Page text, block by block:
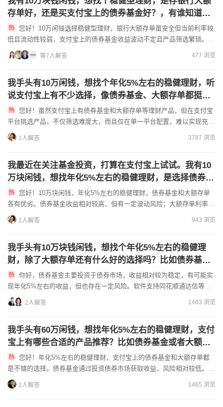
存单好，还是买支付宝上的债券基金好？，有谁知道告
知一下?
低且流动性较弱，支付宝上的债券基金收益波动不定且产品筛选繁琐。更
推荐您考虑盈米基金的专业投顾组合，比如叩富低波组合或叩富安...
等7人解答 477 浏览
我手头有10万闲钱，想找个年化5%左右的稳健理财，听
说支付宝上有不少选择，像债券基金、大额存单都挺不
错的，它们具体有什么区别呢？哪个更适合我？
平台挑选产品，不仅筛选难度大，而且仅在单一平台配置，难以实现充分
的资产分散。债券基金和大额存单存在诸多区别：-投资性质：债券...
1人解答 3787 浏览
我最近在关注基金投资，打算在支付宝上试试。我有10
万块闲钱，想找年化5%左右的稳健理财，是选择债券基
金好，还是买大额存单？如果买大额存单，利率怎么查
询？提前支取会有什么影响？
各有优劣。债券基金收益相对较高，但有一定波动风险；大额存单利率相
对稳定，安全性高。去年我们有个客户，起初买了债券基金，遇到...
1人解答 943 浏览
我手头有10万块钱闲钱，想找个年化5%左右的稳健理
财，除了大额存单还有什么好的选择吗？比如债券基金
或者银行的新客理财产品怎么样？
现年化5%左右的收益，但也存在一定风险。软件支持同花顺通达信等！
费用都是全佣！
2人解答 1463 浏览
我手头有60万闲钱，想找年化5%左右的稳健理财，支付
宝上有哪些合适的产品推荐？比如债券基金或者大额存
单？如果选择大额存单，利率是多少？后悔了又该怎么
取？
是不错的选择。债券基金通过投资债券市场获取收益，风险相对较低。比
如，易方达稳健收益债券A（110007）、招商安心收益债券A...
1人解答 1465 浏览